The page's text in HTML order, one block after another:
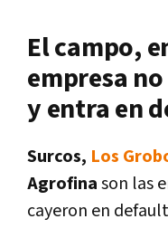
El campo,
empresa
y entra en
Surcos, Los
Agrofinason las
cayeron en